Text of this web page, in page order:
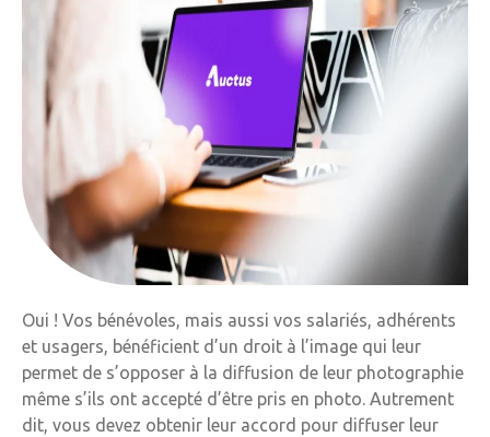
Oui ! Vos bénévoles, mais aussi vos salariés, adhérents
et usagers, bénéficient d’un droit à l’image qui leur
permet de s’opposer à la diffusion de leur photographie
même s’ils ont accepté d’être pris en photo. Autrement
dit, vous devez obtenir leur accord pour diffuser leur